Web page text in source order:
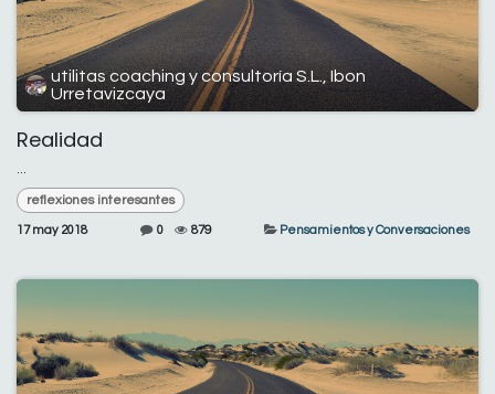
utilitas coaching y consultoría S.L., Ibon
Urretavizcaya
Realidad
...
reflexiones interesantes
17 may 2018 0 879 Pensamientos y Conversaciones